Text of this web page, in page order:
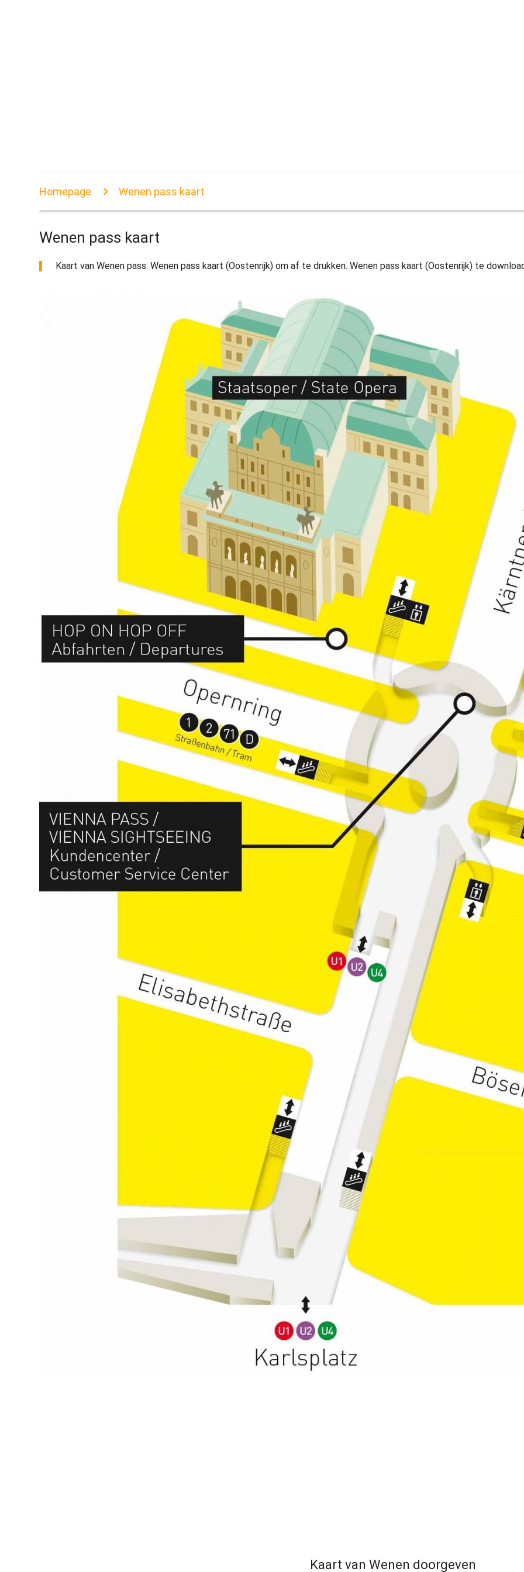
Homepage Wenen pass kaart
Wenen pass kaart
Kaart van Wenen pass. Wenen pass kaart (Oostenrijk) om af te drukken. Wenen pass kaart (Oostenrijk) te
Kaart van Wenen doorgeven